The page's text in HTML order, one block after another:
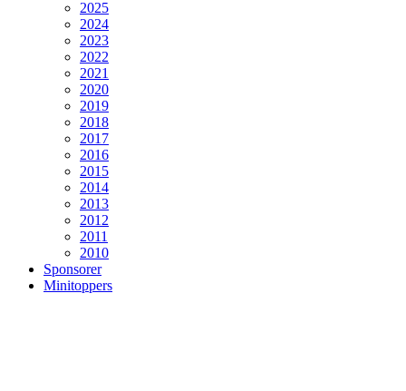
2025
2024
2023
2022
2021
2020
2019
2018
2017
2016
2015
2014
2013
2012
2011
2010
Sponsorer
Minitoppers